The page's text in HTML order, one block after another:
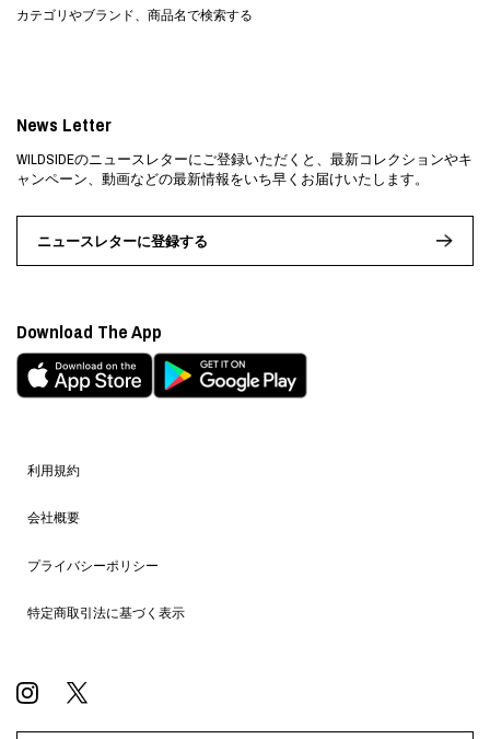
カテゴリやブランド、商品名で検索する
利用規約
会社概要
プライバシーポリシー
特定商取引法に基づく表示
News Letter
WILDSIDEのニュースレターにご登録いただくと、最新コレクションやキ
ャンペーン、動画などの最新情報をいち早くお届けいたします。
ニュースレターに登録する
Download The App